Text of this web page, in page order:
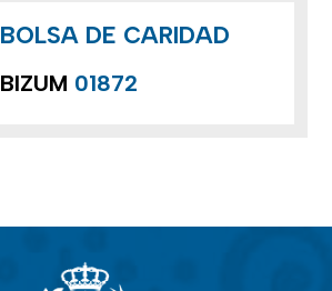
BOLSA DE CARIDAD
BIZUM 01872